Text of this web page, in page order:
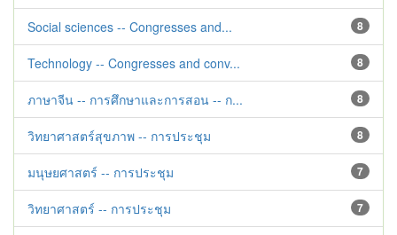
8
Social sciences -- Congresses and...
8
Technology -- Congresses and conv...
8
ภาษาจีน -- การศึกษาและการสอน -- ก...
8
วิทยาศาสตร์สุขภาพ -- การประชุม
7
มนุษยศาสตร์ -- การประชุม
7
วิทยาศาสตร์ -- การประชุม